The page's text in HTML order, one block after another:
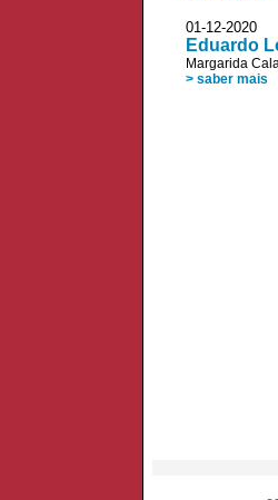
01-12-2020
Eduardo
Margarida
> saber mais